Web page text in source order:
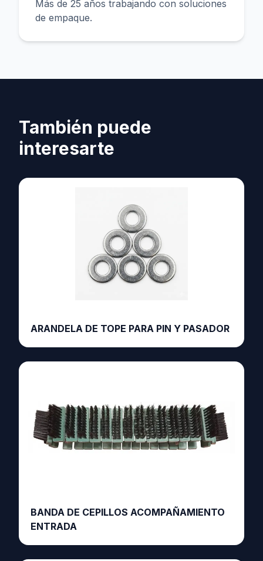
Más de 25 años trabajando con soluciones
de empaque.
También puede
interesarte
ARANDELA DE TOPE PARA PIN Y PASADOR
BANDA DE CEPILLOS ACOMPAÑAMIENTO
ENTRADA